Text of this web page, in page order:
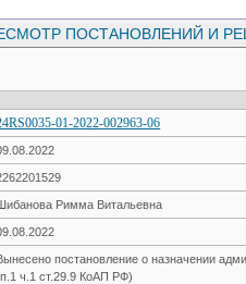
ПОСТАНОВЛЕНИЙ И
01-2022-002963-06
Римма Витальевна
постановление о назначении
ч.1 ст.29.9 КоАП РФ)